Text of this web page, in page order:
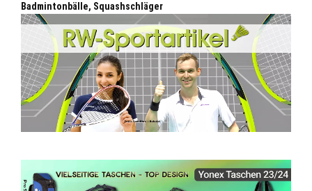
Badmintonbälle, Squashschläger